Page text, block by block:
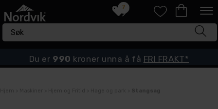
7
Du er 990 kroner unna å få FRI FRAKT*